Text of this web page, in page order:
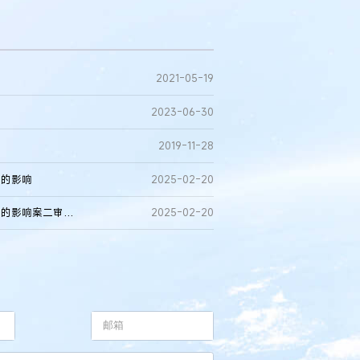
2021-05-19
2023-06-30
2019-11-28
影响 2025-02-20
区别技术特征与其他技术特征的协调配合关系对改进动机判断的影响案二审判决书 2025-02-20